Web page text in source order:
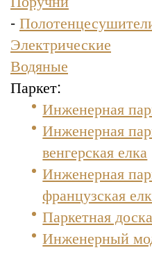
-
Электрические
Водяные
Паркет:
Инженерная
Инженерная
венгерская елка
Инженерная
французская
Паркетная доска
Инженерный